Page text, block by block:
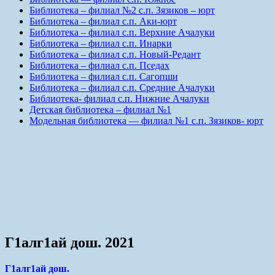
Библиотека – филиал №2 с.п. Зязиков – юрт
Библиотека – филиал с.п. Аки-юрт
Библиотека – филиал с.п. Верхние Ачалуки
Библиотека – филиал с.п. Инарки
Библиотека – филиал с.п. Новый-Редант
Библиотека – филиал с.п. Пседах
Библиотека – филиал с.п. Сагопши
Библиотека – филиал с.п. Средние Ачалуки
Библиотека- филиал с.п. Нижние Ачалуки
Детская библиотека – филиал №1
Модельная библиотека — филиал №1 с.п. Зязиков- юрт
Г1алг1ай дош. 2021
Г1алг1ай дош.